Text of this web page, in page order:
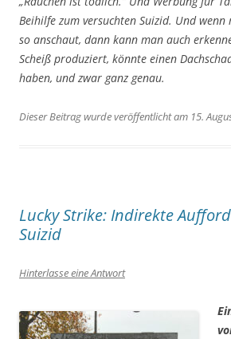
Beihilfe zum versuchten Suizid. Und
so anschaut, dann kann man auch
Scheiß produziert, könnte einen
haben, und zwar ganz genau.
Dieser Beitrag wurde veröffentlicht am 15.
Lucky Strike: Indirekte
Suizid
Hinterlasse eine Antwort